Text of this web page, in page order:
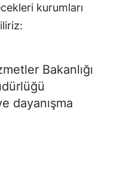
kurumları
Bakanlığı
dayanışma